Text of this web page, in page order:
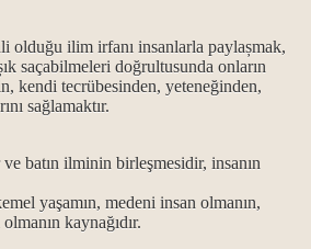
olduğu ilim irfanı insanlarla paylașmak,
saçabilmeleri doğrultusunda onların
kendi tecrübesinden, yeteneğinden,
sağlamaktır.
batın ilminin birleşmesidir, insanın
yaşamın, medeni insan olmanın,
kaynağıdır.